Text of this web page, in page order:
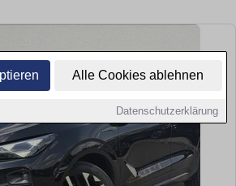
Alle Cookies ablehnen
Datenschutzerklärung